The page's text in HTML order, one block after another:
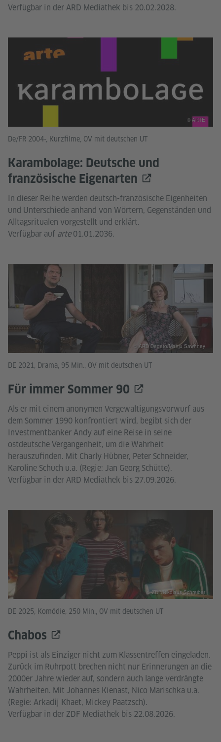
Verfügbar in der ARD Mediathek bis 20.02.2028.
De/FR 2004-, Kurzfilme, OV mit deutschen UT
Karambolage: Deutsche und
französische Eigenarten
In dieser Reihe werden deutsch-französische Eigenheiten
und Unterschiede anhand von Wörtern, Gegenständen und
Alltagsritualen vorgestellt und erklärt.
Verfügbar auf arte01.01.2036.
© ARTE
DE 2021, Drama, 95 Min., OV mit deutschen UT
Für immer Sommer 90
Als er mit einem anonymen Vergewaltigungsvorwurf aus
dem Sommer 1990 konfrontiert wird, begibt sich der
Investmentbanker Andy auf eine Reise in seine
ostdeutsche Vergangenheit, um die Wahrheit
herauszufinden. Mit Charly Hübner, Peter Schneider,
Karoline Schuch u.a. (Regie: Jan Georg Schütte).
Verfügbar in der ARD Mediathek bis 27.09.2026.
© ARD Degeto/Manju Sawhney
DE 2025, Komödie, 250 Min., OV mit deutschen UT
Chabos
Peppi ist als Einziger nicht zum Klassentreffen eingeladen.
Zurück im Ruhrpott brechen nicht nur Erinnerungen an die
2000er Jahre wieder auf, sondern auch lange verdrängte
Wahrheiten. Mit Johannes Kienast, Nico Marischka u.a.
(Regie: Arkadij Khaet, Mickey Paatzsch).
Verfügbar in der ZDF Mediathek bis 22.08.2026.
© ZDF/Nikolaus Schreiber